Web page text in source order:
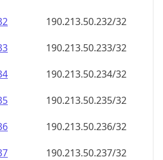
190.213.50.232/32
190.213.50.233/32
190.213.50.234/32
190.213.50.235/32
190.213.50.236/32
190.213.50.237/32